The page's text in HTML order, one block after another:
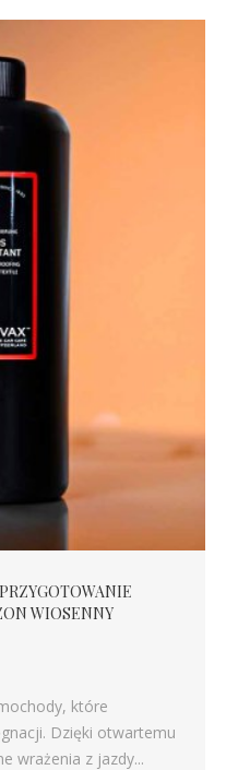
WIOSENNY
które
Dzięki otwartemu
wrażenia z jazdy...